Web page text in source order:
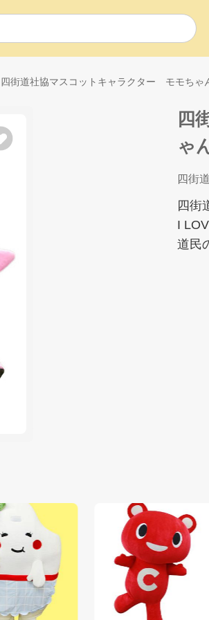
四街道社協マスコットキャラクター モモちゃ
四
ゃ
四街
四街
I
道民